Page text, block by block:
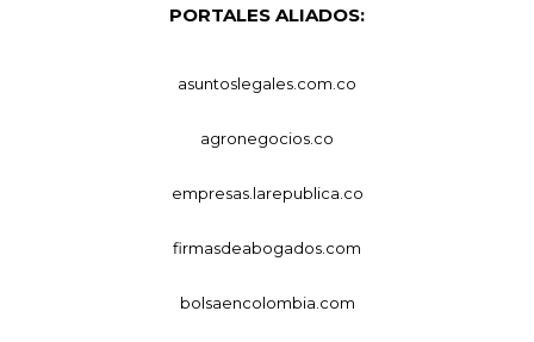
PORTALES ALIADOS:
asuntoslegales.com.co
agronegocios.co
empresas.larepublica.co
firmasdeabogados.com
bolsaencolombia.com